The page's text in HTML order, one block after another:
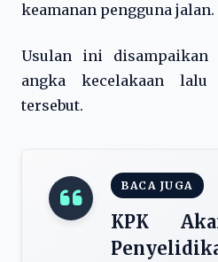
keamanan pengguna jalan.
Usulan ini disampaikan
angka kecelakaan
tersebut.
BACA JUGA
KPK